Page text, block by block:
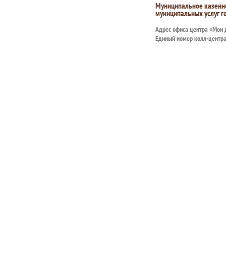
Муниципальное
муниципальных услуг
Адрес офиса центра «Мои
Единый номер колл-